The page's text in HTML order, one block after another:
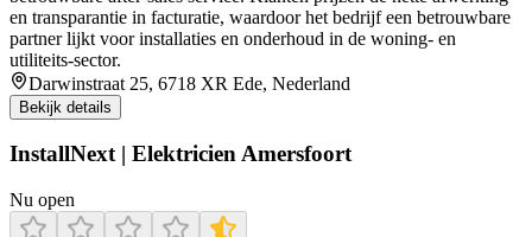
en transparantie in facturatie, waardoor het bedrijf een betrouwbare
partner lijkt voor installaties en onderhoud in de woning- en
utiliteits‑sector.
Darwinstraat 25, 6718 XR Ede, Nederland
Bekijk details
InstallNext | Elektricien Amersfoort
Nu open